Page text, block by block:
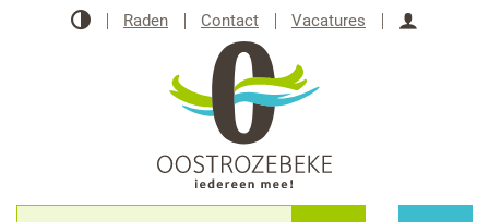
Naar
inhoud
Hoog
Raden Contact
Vacatures